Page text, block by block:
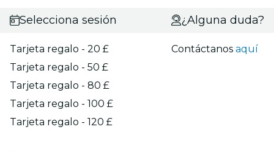
Selecciona sesión
Tarjeta regalo - 20 £
Tarjeta regalo - 50 £
Tarjeta regalo - 80 £
Tarjeta regalo - 100 £
Tarjeta regalo - 120 £
¿Alguna duda?
Contáctanosaquí